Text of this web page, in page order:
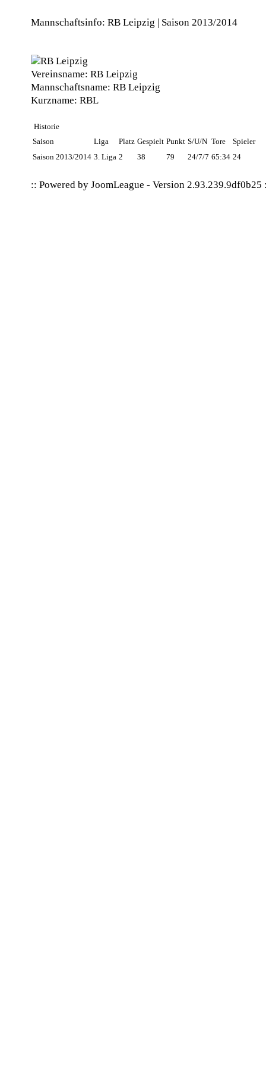
Mannschaftsinfo: RB Leipzig | Saison 2013/2014
Vereinsname: RB Leipzig
Mannschaftsname: RB Leipzig
Kurzname: RBL
Historie
Saison
Liga Platz Gespielt Punkt S/U/N Tore
Spieler
Saison 2013/2014 3. Liga 2 38 79 24/7/7 65:34 24
:: Powered by JoomLeague - Version 2.93.239.9df0b25